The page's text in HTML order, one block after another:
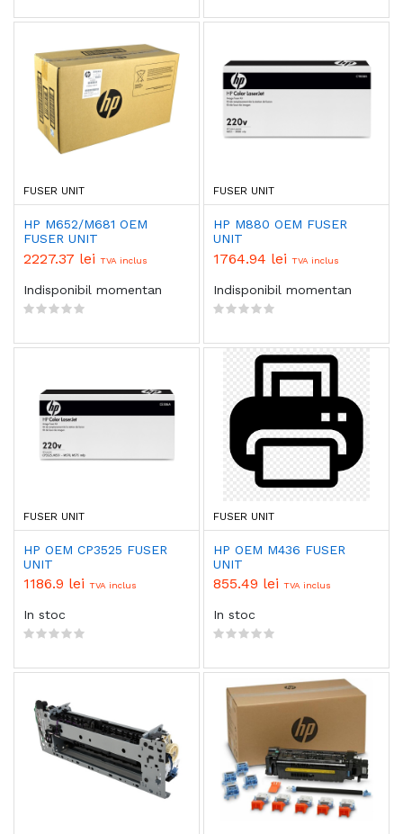
FUSER UNIT
HP M652/M681 OEM
FUSER UNIT
2227.37 lei TVA inclus
Indisponibil momentan
FUSER UNIT
HP M880 OEM FUSER
UNIT
1764.94 lei TVA inclus
Indisponibil momentan
FUSER UNIT
HP OEM CP3525 FUSER
UNIT
1186.9 lei TVA inclus
In stoc
FUSER UNIT
HP OEM M436 FUSER
UNIT
855.49 lei TVA inclus
In stoc